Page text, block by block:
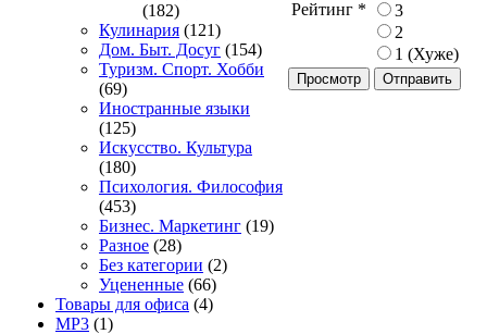
(182)
Кулинария (121)
Дом. Быт. Досуг (154)
Туризм. Спорт. Хобби
(69)
Иностранные языки
(125)
Искусство. Культура
(180)
Психология. Философия
(453)
Бизнес. Маркетинг (19)
Разное (28)
Без категории (2)
Уцененные (66)
Товары для офиса (4)
MP3 (1)
Рейтинг *
3
2
1 (Хуже)
Просмотр